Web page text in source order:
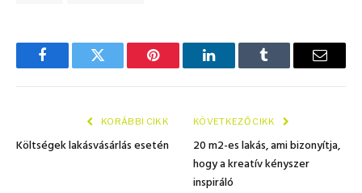
FacebookTwitter Pinterest LinkedInTumblr
E.-
KORÁBBI CIKK
Költségek lakásvásárlás esetén
KÖVETKEZŐ CIKK
20 m2-es lakás, ami bizonyítja,
hogy a kreatív kényszer
inspiráló